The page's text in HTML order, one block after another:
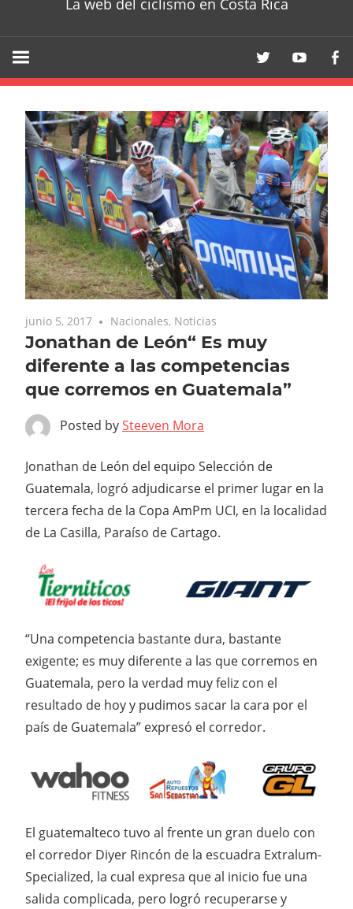
La web del ciclismo en Costa Rica
junio 5, 2017 Nacionales, Noticias
Jonathan de León“ Es muy
diferente a las competencias
que corremos en Guatemala”
Posted bySteeven Mora
Jonathan de León del equipo Selección de
Guatemala, logró adjudicarse el primer lugar en la
tercera fecha de la Copa AmPm UCI, en la localidad
de La Casilla, Paraíso de Cartago.
“Una competencia bastante dura, bastante
exigente; es muy diferente a las que corremos en
Guatemala, pero la verdad muy feliz con el
resultado de hoy y pudimos sacar la cara por el
país de Guatemala” expresó el corredor.
El guatemalteco tuvo al frente un gran duelo con
el corredor Diyer Rincón de la escuadra Extralum-
Specialized, la cual expresa que al inicio fue una
salida complicada, pero logró recuperarse y